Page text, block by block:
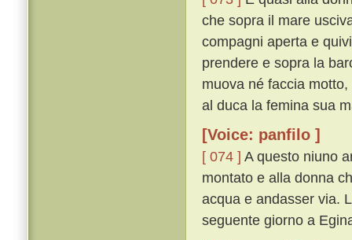
che sopra il mare
compagni aperta e
prendere e sopra la
muova né faccia
al duca la femina sua
[Voice: panfilo ]
[ 074 ] A questo niuno
montato e alla donna
acqua e andasser via.
seguente giorno a